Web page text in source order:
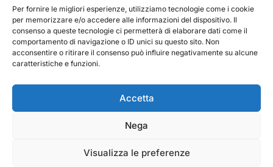
Per fornire le migliori esperienze, utilizziamo tecnologie come i cookie
per memorizzare e/o accedere alle informazioni del dispositivo. Il
consenso a queste tecnologie ci permetterà di elaborare dati come il
comportamento di navigazione o ID unici su questo sito. Non
acconsentire o ritirare il consenso può influire negativamente su alcune
caratteristiche e funzioni.
Accetta
Nega
Visualizza le preferenze
Copyright © 2026 — Frasassi Climbing Festival. All
Rights Reserved